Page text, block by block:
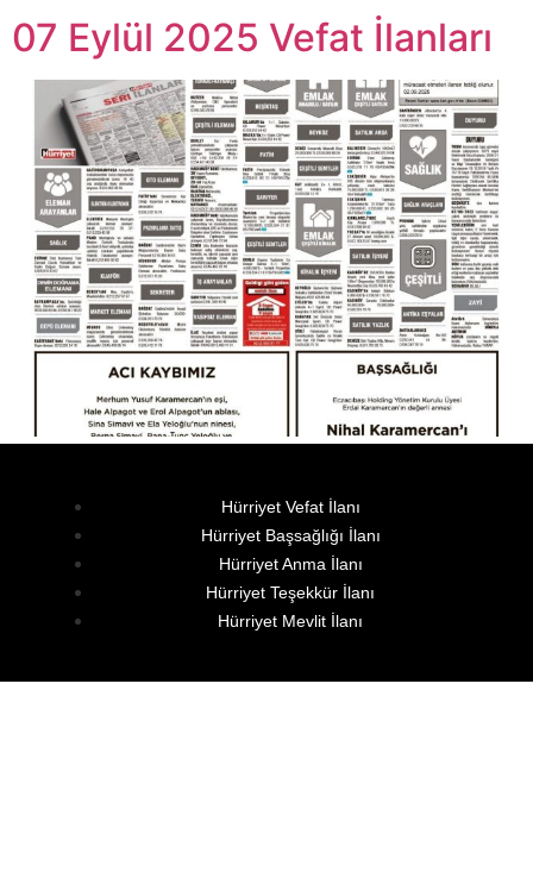
07 Eylül 2025 Vefat İlanları
Hürriyet Vefat İlanı
Hürriyet Başsağlığı İlanı
Hürriyet Anma İlanı
Hürriyet Teşekkür İlanı
Hürriyet Mevlit İlanı